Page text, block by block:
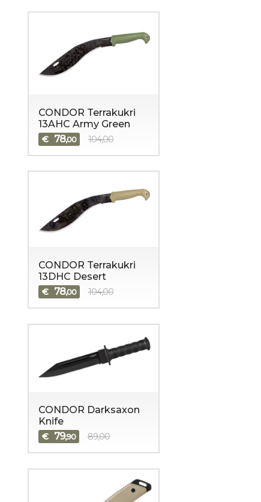
CONDOR Terrakukri
13AHC Army Green
€ 78,00 104,00
CONDOR Terrakukri
13DHC Desert
€ 78,00 104,00
CONDOR Darksaxon
Knife
€ 79,90 89,00